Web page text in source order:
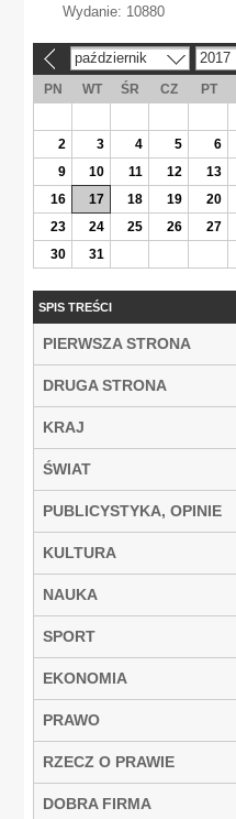
Wydanie: 10880
październik 2017
PN WT ŚR CZ PT
2
3 4 5 6
9
10 11 12 13
16
17 18 19 20
23
24 25 26 27
30
31
SPIS TREŚCI
PIERWSZA STRONA
DRUGA STRONA
KRAJ
ŚWIAT
PUBLICYSTYKA, OPINIE
KULTURA
NAUKA
SPORT
EKONOMIA
PRAWO
RZECZ O PRAWIE
DOBRA FIRMA